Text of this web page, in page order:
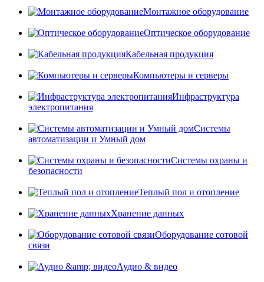
Монтажное оборудование
Оптическое оборудование
Кабельная продукция
Компьютеры и серверы
Инфраструктура
электропитания
Системы
автоматизации и Умный дом
Системы охраны и
безопасности
Теплый пол и отопление
Хранение данных
Оборудование сотовой
связи
Аудио & видео